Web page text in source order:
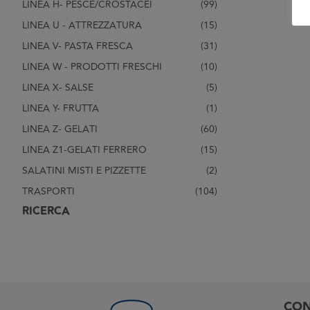
LINEA H- PESCE/CROSTACEI
(99)
LINEA U - ATTREZZATURA
(15)
LINEA V- PASTA FRESCA
(31)
LINEA W - PRODOTTI FRESCHI
(10)
LINEA X- SALSE
(5)
LINEA Y- FRUTTA
(1)
LINEA Z- GELATI
(60)
LINEA Z1-GELATI FERRERO
(15)
SALATINI MISTI E PIZZETTE
(2)
TRASPORTI
(104)
RICERCA